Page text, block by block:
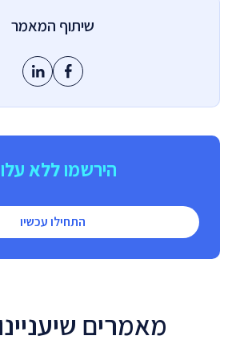
שיתוף המאמר
הירשמו ללא
התחילו עכשיו
מאמרים